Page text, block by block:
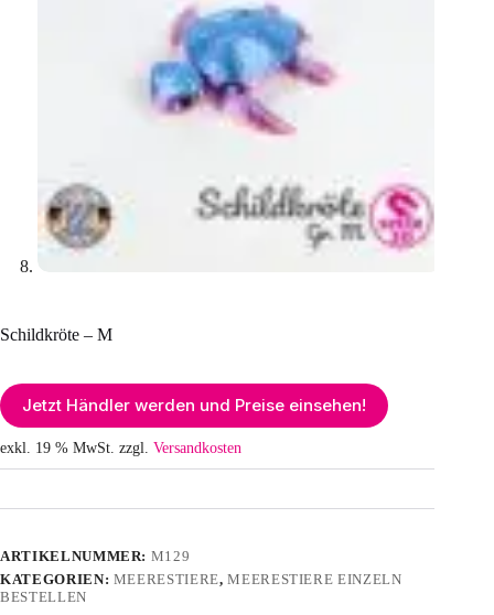
Schildkröte – M
Jetzt Händler werden und Preise einsehen!
exkl. 19 % MwSt. zzgl. Versandkosten
ARTIKELNUMMER: M129
KATEGORIEN: MEERESTIERE,MEERESTIERE EINZELN
BESTELLEN